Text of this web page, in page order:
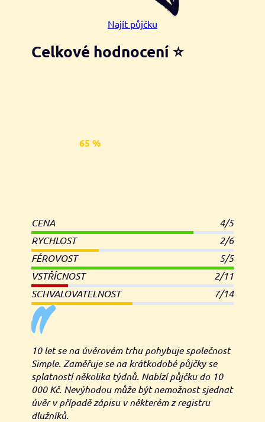
Najít půjčku
Celkové hodnocení ⭐
65 %
CENA
4/5
RYCHLOST
2/6
FÉROVOST
5/5
VSTŘÍCNOST
2/11
SCHVALOVATELNOST
7/14
10 let se na úvěrovém trhu pohybuje společnost
Simple. Zaměřuje se na krátkodobé půjčky se
splatností několika týdnů. Nabízí půjčku do 10
000 Kč. Nevýhodou může být nemožnost sjednat
úvěr v případě zápisu v některém z registru
dlužníků.